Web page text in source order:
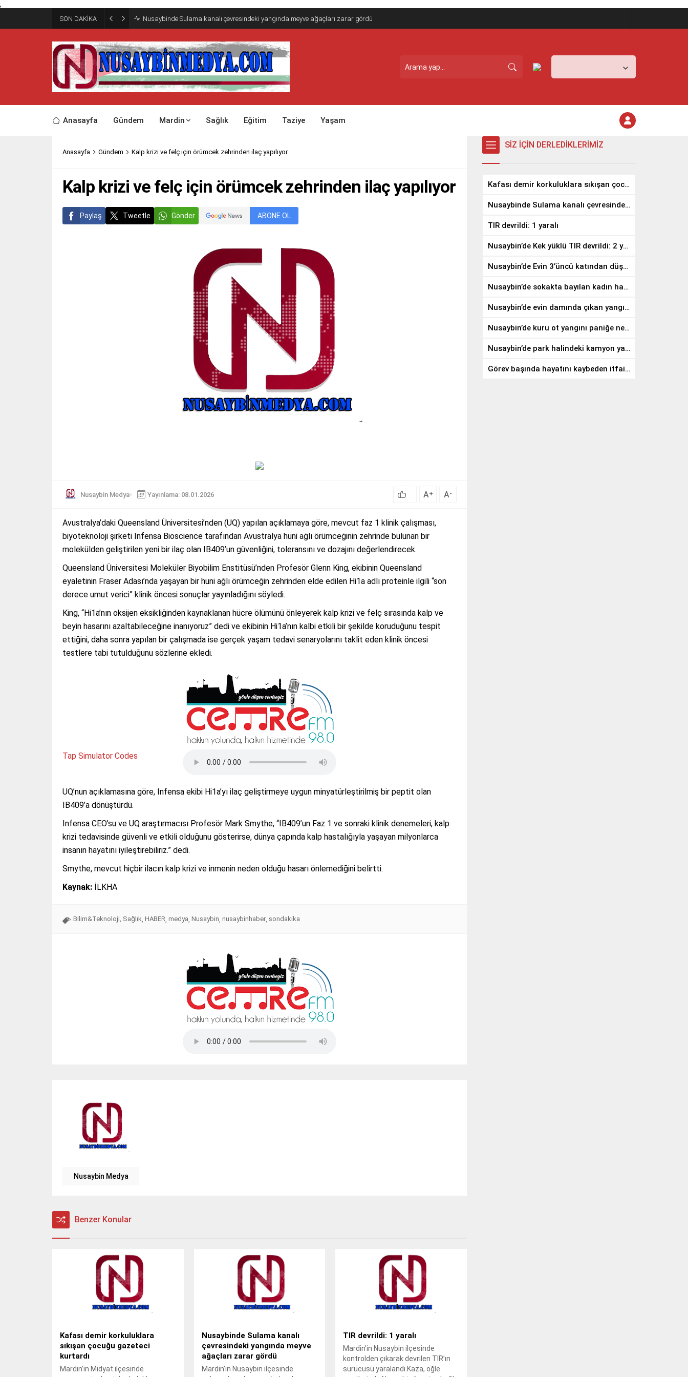
,
SON DAKİKA Nusaybinde Sulama kanalı çevresindeki yangında meyve ağaçları zarar gördü
Anasayfa Gündem Mardin Sağlık Eğitim Taziye Yaşam
Anasayfa Gündem Kalp krizi ve felç için örümcek zehrinden ilaç yapılıyor
Kalp krizi ve felç için örümcek zehrinden ilaç yapılıyor
Paylaş Tweetle Gönder ABONE OL
Nusaybin Medya Yayınlama: 08.01.2026 A+ A-
Avustralya’daki Queensland Üniversitesi’nden (UQ) yapılan açıklamaya göre, mevcut faz 1 klinik çalışması,
biyoteknoloji şirketi Infensa Bioscience tarafından Avustralya huni ağlı örümceğinin zehrinde bulunan bir
molekülden geliştirilen yeni bir ilaç olan IB409’un güvenliğini, toleransını ve dozajını değerlendirecek.
Queensland Üniversitesi Moleküler Biyobilim Enstitüsü’nden Profesör Glenn King, ekibinin Queensland
eyaletinin Fraser Adası’nda yaşayan bir huni ağlı örümceğin zehrinden elde edilen Hi1a adlı proteinle ilgili “son
derece umut verici” klinik öncesi sonuçlar yayınladığını söyledi.
King, “Hi1a’nın oksijen eksikliğinden kaynaklanan hücre ölümünü önleyerek kalp krizi ve felç sırasında kalp ve
beyin hasarını azaltabileceğine inanıyoruz” dedi ve ekibinin Hi1a’nın kalbi etkili bir şekilde koruduğunu tespit
ettiğini, daha sonra yapılan bir çalışmada ise gerçek yaşam tedavi senaryolarını taklit eden klinik öncesi
testlere tabi tutulduğunu sözlerine ekledi.
Tap Simulator Codes
UQ’nun açıklamasına göre, Infensa ekibi Hi1a’yı ilaç geliştirmeye uygun minyatürleştirilmiş bir peptit olan
IB409’a dönüştürdü.
Infensa CEO’su ve UQ araştırmacısı Profesör Mark Smythe, “IB409’un Faz 1 ve sonraki klinik denemeleri, kalp
krizi tedavisinde güvenli ve etkili olduğunu gösterirse, dünya çapında kalp hastalığıyla yaşayan milyonlarca
insanın hayatını iyileştirebiliriz.” dedi.
Smythe, mevcut hiçbir ilacın kalp krizi ve inmenin neden olduğu hasarı önlemediğini belirtti.
Kaynak: İLKHA
Bilim&Teknoloji, Sağlık, HABER, medya, Nusaybin, nusaybinhaber, sondakika
Nusaybin Medya
Benzer Konular
Kafası demir korkuluklara
sıkışan çocuğu gazeteci
kurtardı
Mardin’in Midyat ilçesinde
Nusaybinde Sulama kanalı
çevresindeki yangında meyve
ağaçları zarar gördü
Mardin’in Nusaybin ilçesinde
TIR devrildi: 1 yaralı
Mardin’in Nusaybin ilçesinde
kontrolden çıkarak devrilen TIR’ın
sürücüsü yaralandı.Kaza, öğle
SİZ İÇİN DERLEDİKLERİMİZ
Kafası demir korkuluklara sıkışan çocuğu gazeteci kurtardı
Nusaybinde Sulama kanalı çevresindeki yangında meyve ağaçları zarar gördü
TIR devrildi: 1 yaralı
Nusaybin’de Kek yüklü TIR devrildi: 2 yaralı
Nusaybin’de Evin 3’üncü katından düşen genç hayatını kaybetti
Nusaybin’de sokakta bayılan kadın hastaneye kaldırıldı
Nusaybin’de evin damında çıkan yangın söndürüldü
Nusaybin’de kuru ot yangını paniğe neden oldu
Nusaybin’de park halindeki kamyon yandı
Görev başında hayatını kaybeden itfaiye eri Ömer Kaplan toprağa verildi